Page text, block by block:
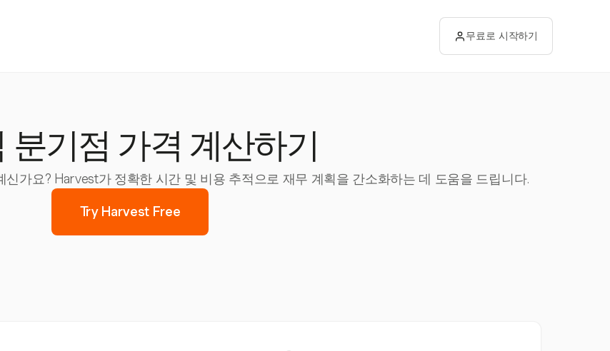
무료로 시작하기
분기점 가격 계산하기
가요? Harvest가 정확한 시간 및 비용 추적으로 재무 계획을 간소화하는 데 도움을 드립니다.
Try Harvest Free